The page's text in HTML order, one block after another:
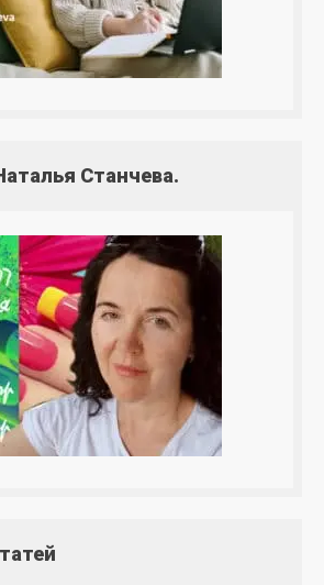
Станчева.